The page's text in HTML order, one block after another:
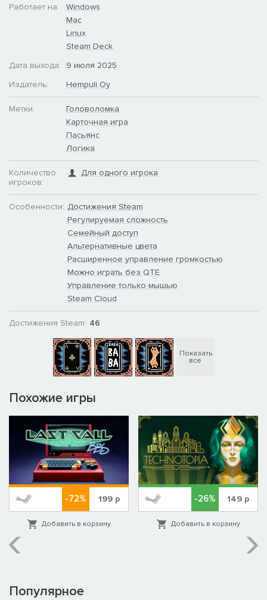
Работает на:
Windows
Mac
Linux
Steam Deck
Дата выхода:
9 июля 2025
Издатель:
Hempuli Oy
Метки:
Головоломка
Карточная игра
Пасьянс
Логика
Количество
игроков:
Для одного игрока
Особенности: Достижения Steam
Регулируемая сложность
Семейный доступ
Альтернативные цвета
Расширенное управление громкостью
Можно играть без QTE
Управление только мышью
Steam Cloud
Достижения Steam: 46
Показать
все
Похожие игры
-72% 199р
Добавить в корзину
-26% 149 р
Добавить в корзину
Популярное